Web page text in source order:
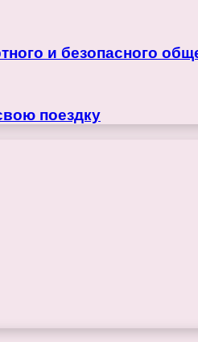
и безопасного
поездку